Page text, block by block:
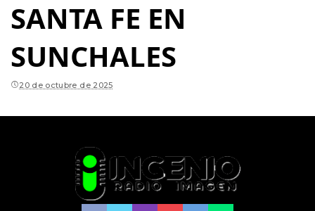
SANTA FE EN
SUNCHALES
20 de octubre de 2025